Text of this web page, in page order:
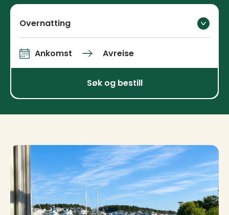
Overnatting
Ankomst og avreise
Ankomst Avreise
Søk og bestill